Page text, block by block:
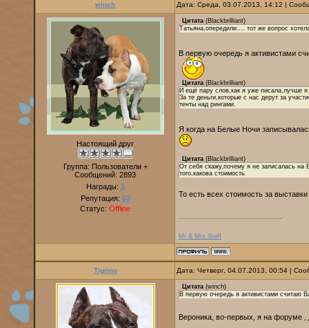
winch Дата: Среда, 03.07.2013, 14:12 |
Настоящий друг
Группа: Пользователи +
Сообщений: 2893
Награды: 1
Репутация: 63
Статус: Offline
Цитата (Blackbrilliant)
Татьяна,опередили.... тот же вопрос
В первую очередь я активистами
Цитата (Blackbrilliant)
И ещё пару слов,как я уже писала,лучше я
За те деньги,которые с нас дерут за
тенты над рингами.
Я когда на Белые Ночи
Цитата (Blackbrilliant)
От себя скажу,почему я не записалась на
того,какова стоимость
То есть всех стоимость за
Mr & Mrs Staff
Tigrino Дата: Четверг, 04.07.2013, 00:54 |
Цитата (winch)
В первую очередь я активистами считаю
Вероника, во-первых, я на форуме ,